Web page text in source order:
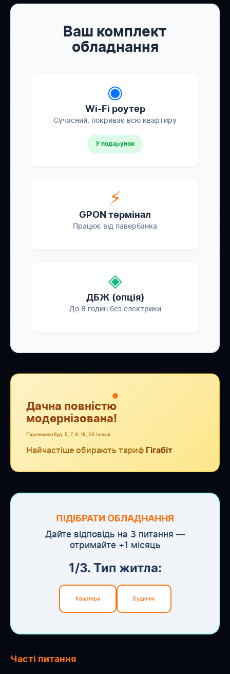
Ваш комплект
обладнання
◉
Wi-Fi роутер
Сучасний, покриває всю квартиру
У подарунок
⚡
GPON термінал
Працює від павербанка
◈
ДБЖ (опція)
До 8 годин без електрики
●
Дачна повністю
модернізована!
Підключено буд. 5, 7, 9, 18, 23 та інші
Найчастіше обирають тариф Гігабіт
ПІДІБРАТИ ОБЛАДНАННЯ
Дайте відповідь на 3 питання —
отримайте +1 місяць
1/3. Тип житла:
Квартира Будинок
Часті питання